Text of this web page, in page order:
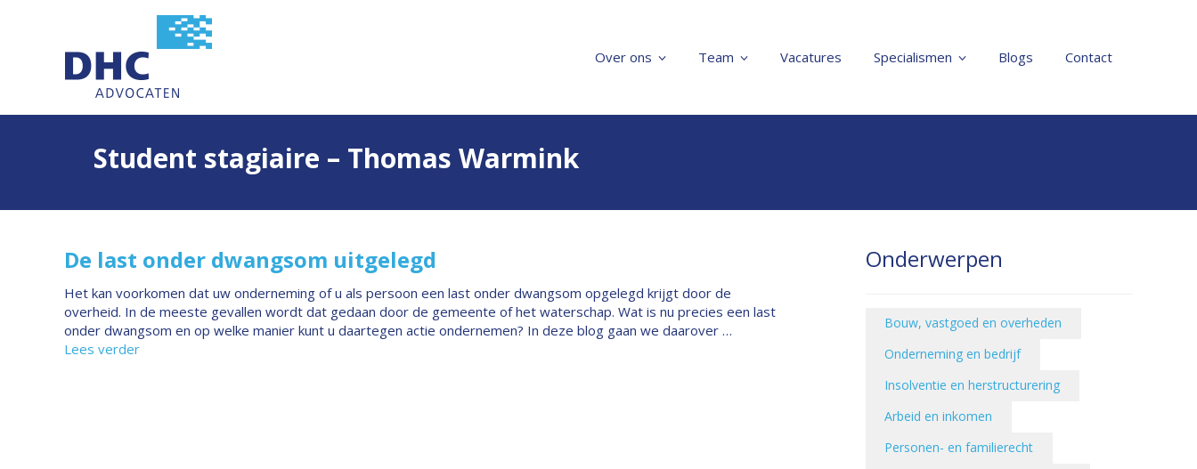
Over ons Team Vacatures Specialismen Blogs Contact
Student stagiaire – Thomas Warmink
De last onder dwangsom uitgelegd
Het kan voorkomen dat uw onderneming of u als persoon een last onder dwangsom opgelegd krijgt door de
overheid. In de meeste gevallen wordt dat gedaan door de gemeente of het waterschap. Wat is nu precies een last
onder dwangsom en op welke manier kunt u daartegen actie ondernemen? In deze blog gaan we daarover …
Lees verder
Onderwerpen
Bouw, vastgoed en overheden
Onderneming en bedrijf
Insolventie en herstructurering
Arbeid en inkomen
Personen- en familierecht